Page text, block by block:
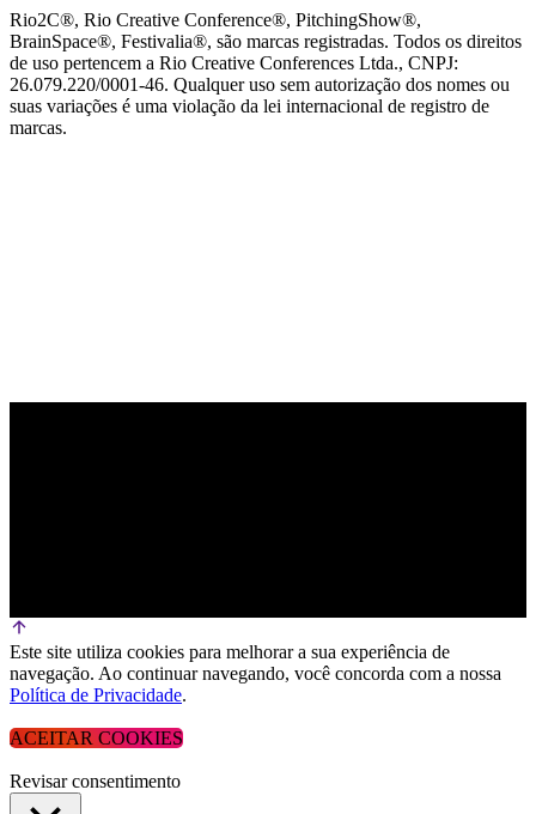
Rio2C®, Rio Creative Conference®, PitchingShow®,
BrainSpace®, Festivalia®, são marcas registradas. Todos os direitos
de uso pertencem a Rio Creative Conferences Ltda., CNPJ:
26.079.220/0001-46. Qualquer uso sem autorização dos nomes ou
suas variações é uma violação da lei internacional de registro de
marcas.
Este site utiliza cookies para melhorar a sua experiência de
navegação. Ao continuar navegando, você concorda com a nossa
Política de Privacidade.
ACEITAR COOKIES
Revisar consentimento